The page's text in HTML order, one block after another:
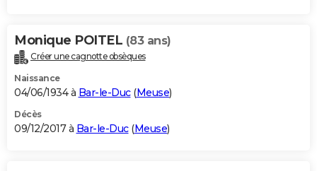
Monique POITEL (83 ans)
Créer une cagnotte obsèques
Naissance
04/06/1934 à Bar-le-Duc(Meuse)
Décès
09/12/2017 à Bar-le-Duc(Meuse)